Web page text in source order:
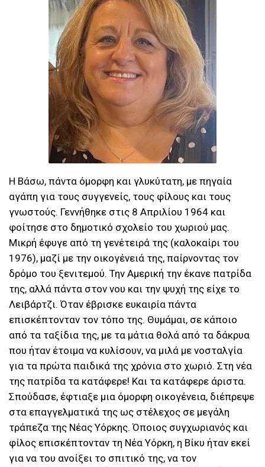
Η Βάσω, πάντα όμορφη και γλυκύτατη, με πηγαία
αγάπη για τους συγγενείς, τους φίλους και τους
γνωστούς. Γεννήθηκε στις 8 Απριλίου 1964 και
φοίτησε στο δημοτικό σχολείο του χωριού μας.
Μικρή έφυγε από τη γενέτειρά της (καλοκαίρι του
1976), μαζί με την οικογένειά της, παίρνοντας τον
δρόμο του ξενιτεμού. Την Αμερική την έκανε πατρίδα
της, αλλά πάντα στον νου και την ψυχή της είχε το
Λειβάρτζι. Όταν έβρισκε ευκαιρία πάντα
επισκέπτονταν τον τόπο της. Θυμάμαι, σε κάποιο
από τα ταξίδια της, με τα μάτια θολά από τα δάκρυα
που ήταν έτοιμα να κυλίσουν, να μιλά με νοσταλγία
για τα πρώτα παιδικά της χρόνια στο χωριό. Στη νέα
της πατρίδα τα κατάφερε! Και τα κατάφερε άριστα.
Σπούδασε, έφτιαξε μια όμορφη οικογένεια, διέπρεψε
στα επαγγελματικά της ως στέλεχος σε μεγάλη
τράπεζα της Νέας Υόρκης. Όποιος συγχωριανός και
φίλος επισκέπτονταν τη Νέα Υόρκη, η Βίκυ ήταν εκεί
για να του ανοίξει το σπιτικό της, να τον